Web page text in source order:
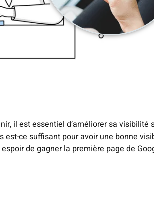
il est essentiel d’améliorer sa visibilité
ce suffisant pour avoir une bonne
de gagner la première page de